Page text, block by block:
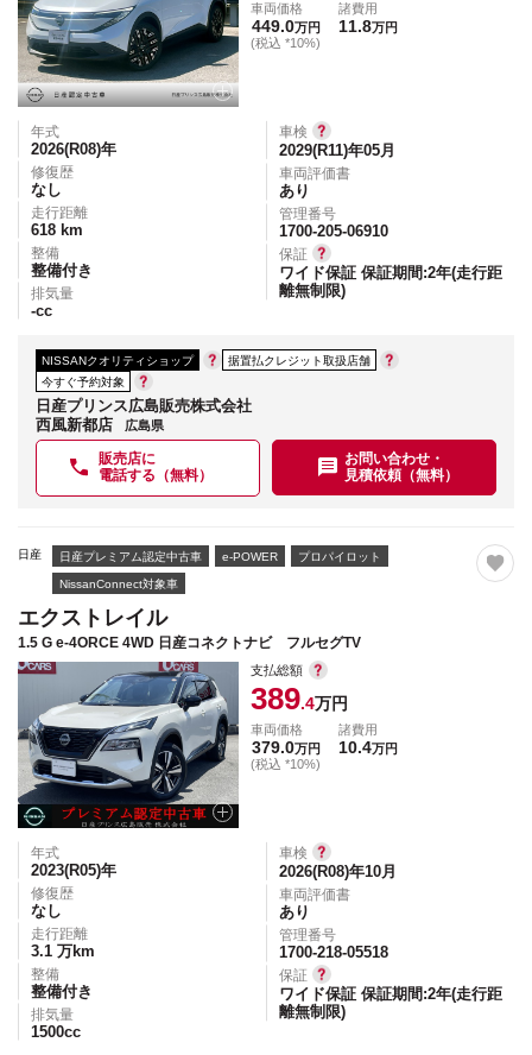
車両価格
449.0万円
(税込 *10%)
諸費用
11.8万円
年式
2026(R08)年
修復歴
なし
走行距離
618 km
整備
整備付き
排気量
-cc
車検
2029(R11)年05月
車両評価書
あり
管理番号
1700-205-06910
保証
ワイド保証 保証期間:2年(走行距
離無制限)
NISSANクオリティショップ
据置払クレジット取扱店舗
今すぐ予約対象
日産プリンス広島販売株式会社
西風新都店
広島県
販売店に
電話する（無料）
お問い合わせ・
見積依頼（無料）
日産 日産プレミアム認定中古車 e-POWER プロパイロット
NissanConnect対象車
エクストレイル
1.5 G e-4ORCE 4WD 日産コネクトナビ フルセグTV
支払総額
389.4万円
車両価格
379.0万円
(税込 *10%)
諸費用
10.4万円
年式
2023(R05)年
修復歴
なし
走行距離
3.1 万km
整備
整備付き
排気量
1500cc
車検
2026(R08)年10月
車両評価書
あり
管理番号
1700-218-05518
保証
ワイド保証 保証期間:2年(走行距
離無制限)